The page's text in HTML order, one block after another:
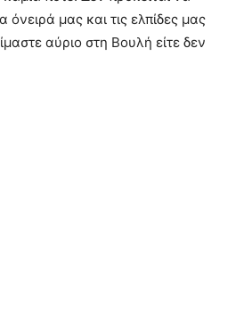
μας και τις ελπίδες μας
αύριο στη Βουλή είτε δεν